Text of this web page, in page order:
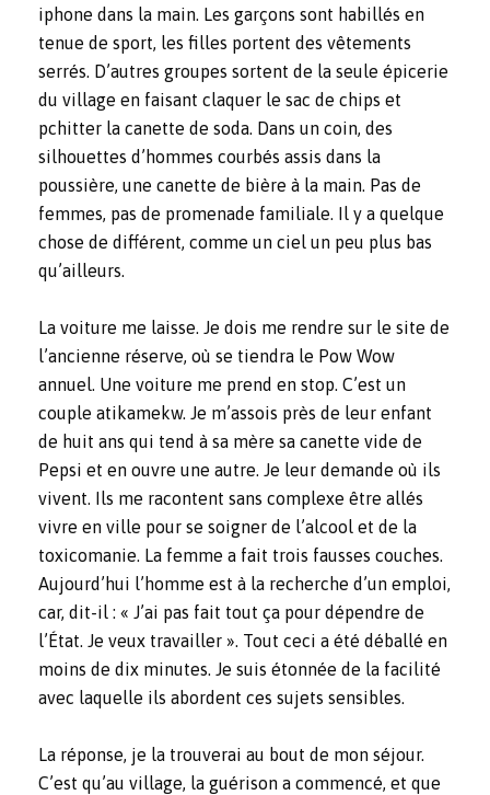
iphone dans la main. Les garçons sont habillés en
tenue de sport, les filles portent des vêtements
serrés. D’autres groupes sortent de la seule épicerie
du village en faisant claquer le sac de chips et
pchitter la canette de soda. Dans un coin, des
silhouettes d’hommes courbés assis dans la
poussière, une canette de bière à la main. Pas de
femmes, pas de promenade familiale. Il y a quelque
chose de différent, comme un ciel un peu plus bas
qu’ailleurs.
La voiture me laisse. Je dois me rendre sur le site de
l’ancienne réserve, où se tiendra le Pow Wow
annuel. Une voiture me prend en stop. C’est un
couple atikamekw. Je m’assois près de leur enfant
de huit ans qui tend à sa mère sa canette vide de
Pepsi et en ouvre une autre. Je leur demande où ils
vivent. Ils me racontent sans complexe être allés
vivre en ville pour se soigner de l’alcool et de la
toxicomanie. La femme a fait trois fausses couches.
Aujourd’hui l’homme est à la recherche d’un emploi,
car, dit-il : « J’ai pas fait tout ça pour dépendre de
l’État. Je veux travailler ». Tout ceci a été déballé en
moins de dix minutes. Je suis étonnée de la facilité
avec laquelle ils abordent ces sujets sensibles.
La réponse, je la trouverai au bout de mon séjour.
C’est qu’au village, la guérison a commencé, et que